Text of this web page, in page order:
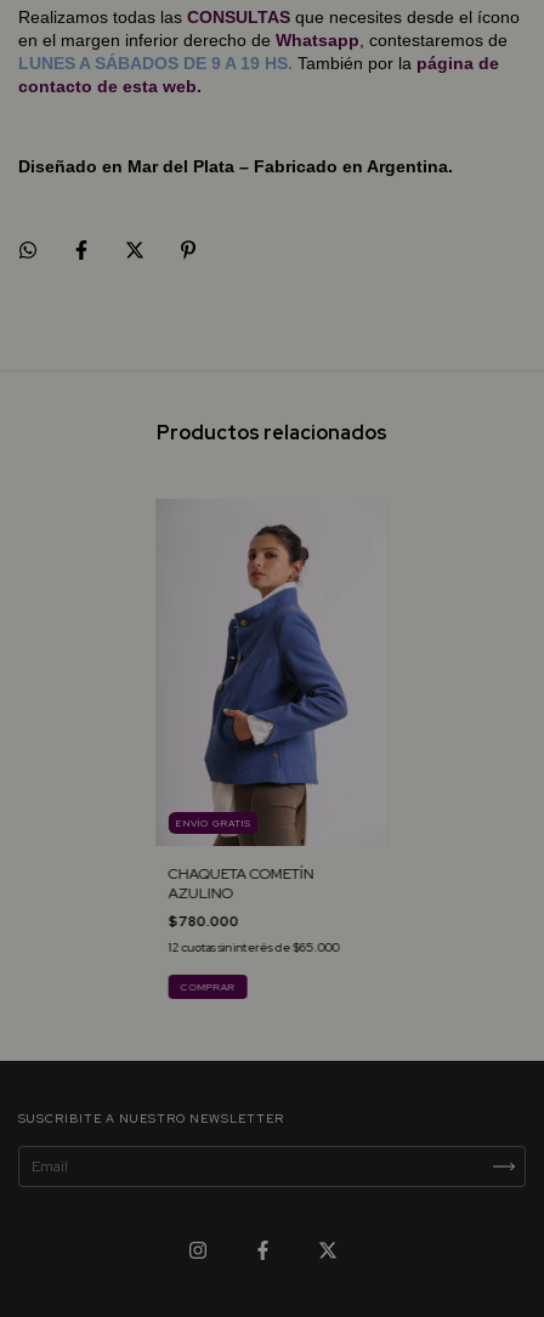
Realizamos todas las CONSULTAS que necesites desde el ícono
en el margen inferior derecho de Whatsapp , contestaremos de
LUNES A SÁBADOS DE 9 A 19 HS. También por la página de
contacto de esta web.
Diseñado en Mar del Plata – Fabricado en Argentina.
Productos relacionados
ENVÍO GRATIS
CHAQUETA COMETÍN
AZULINO
$780.000
12 cuotas sin interés de$65.000
COMPRAR
SUSCRIBITE A NUESTRO NEWSLETTER